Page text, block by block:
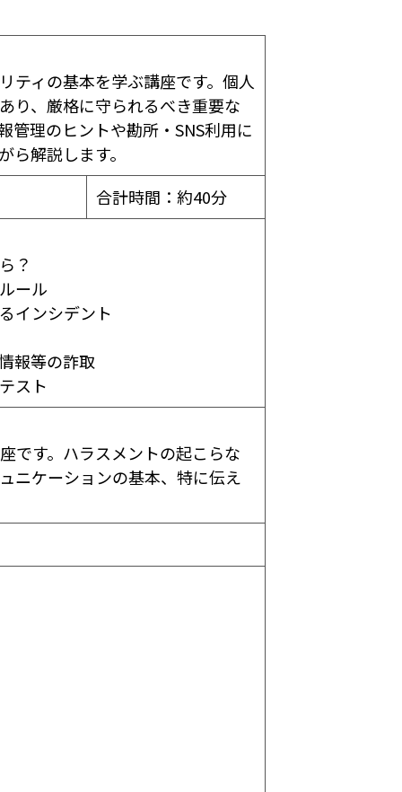
ティの基本を学ぶ講座です。個人
り、厳格に守られるべき重要な
管理のヒントや勘所・SNS利用に
ら解説します。
合計時間：約40分
？
ール
インシデント
報等の詐取
スト
です。ハラスメントの起こらな
ニケーションの基本、特に伝え